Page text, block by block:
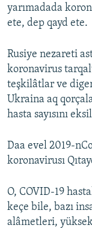
yarımadada
ete, dep qayd ete.
Rusiye nezareti
koronavirus
teşkilâtlar ve
Ukraina aq
hasta sayısını
Daa evel 2019-
koronavirusı
O, COVID-19
keçe bile, bazı
alâmetleri,